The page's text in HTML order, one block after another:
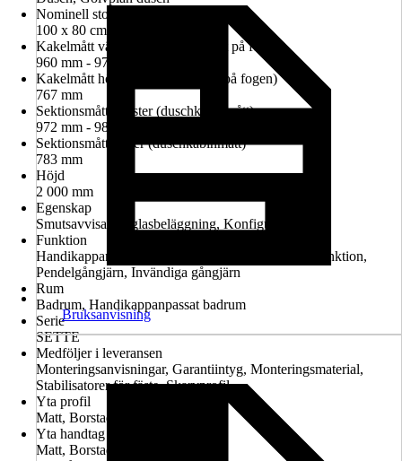
Nominell storlek i cm
100 x 80 cm
Kakelmått vänster (glasrutans mitt på fogen)
960 mm - 974 mm
Kakelmått höger (glasrutans mitt på fogen)
767 mm
Sektionsmått vänster (duschkabinmått)
972 mm - 986 mm
Sektionsmått höger (duschkabinmått)
783 mm
Höjd
2 000 mm
Egenskap
Smutsavvisande glasbeläggning, Konfigurerbar
Funktion
Handikappanpassad montering möjlig, Lyft-sänk-funktion,
Pendelgångjärn, Invändiga gångjärn
Rum
Badrum, Handikappanpassat badrum
Serie
SETTE
Medföljer i leveransen
Monteringsanvisningar, Garantiintyg, Monteringsmaterial,
Stabilisatorer för fäste, Skarvprofil
Yta profil
Matt, Borstad
Yta handtag
Matt, Borstad
Bruksanvisning